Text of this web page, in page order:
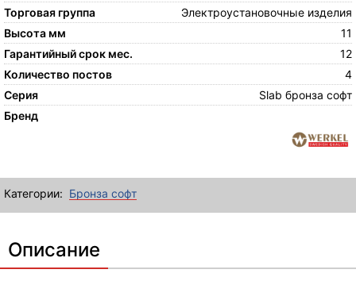
Торговая группа
Электроустановочные изделия
Высота мм
11
Гарантийный срок мес.
12
Количество постов
4
Серия
Slab бронза софт
Бренд
Категории: Бронза софт
Описание